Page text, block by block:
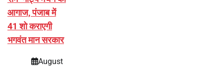
आगाज, पंजाब में
41 शो कराएगी
भगवंत मान सरकार
August